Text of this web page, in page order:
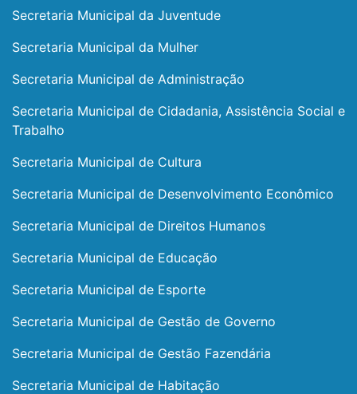
Secretaria Municipal da Juventude
Secretaria Municipal da Mulher
Secretaria Municipal de Administração
Secretaria Municipal de Cidadania, Assistência Social e
Trabalho
Secretaria Municipal de Cultura
Secretaria Municipal de Desenvolvimento Econômico
Secretaria Municipal de Direitos Humanos
Secretaria Municipal de Educação
Secretaria Municipal de Esporte
Secretaria Municipal de Gestão de Governo
Secretaria Municipal de Gestão Fazendária
Secretaria Municipal de Habitação